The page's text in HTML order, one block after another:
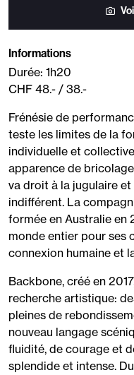
Informations
Durée: 1h20
CHF 48.- / 38.-
Frénésie de
teste les limites de la
individuelle et
apparence de
va droit à la jugulaire
indifférent. La
formée en Australie en
monde entier pour ses
connexion humaine et
Backbone, créé en
recherche artistique:
pleines de
nouveau langage
fluidité, de courage et
splendide et intense.